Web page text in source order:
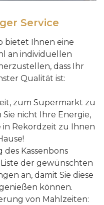
Service
bietet Ihnen eine
an individuellen
dass Ihr
Qualität ist:
zum Supermarkt zu
nicht Ihre Energie,
Rekordzeit zu Ihnen
des Kassenbons
der gewünschten
an, damit Sie diese
können.
von Mahlzeiten: